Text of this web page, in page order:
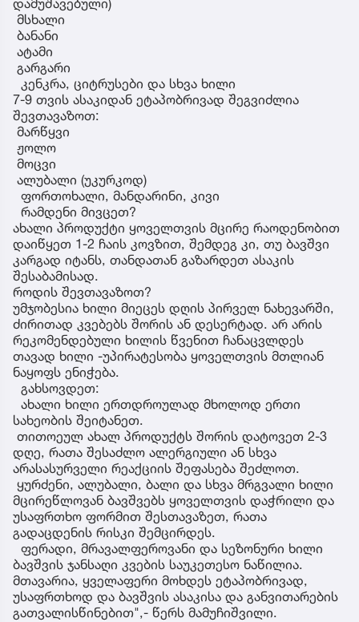
დამუშავებული)
მსხალი
ბანანი
ატამი
გარგარი
კენკრა, ციტრუსები და სხვა ხილი
7-9 თვის ასაკიდან ეტაპობრივად შეგვიძლია
შევთავაზოთ:
მარწყვი
ჟოლო
მოცვი
ალუბალი (უკურკოდ)
ფორთოხალი, მანდარინი, კივი
რამდენი მივცეთ?
ახალი პროდუქტი ყოველთვის მცირე რაოდენობით
დაიწყეთ 1-2 ჩაის კოვზით, შემდეგ კი, თუ ბავშვი
კარგად იტანს, თანდათან გაზარდეთ ასაკის
შესაბამისად.
როდის შევთავაზოთ?
უმჯობესია ხილი მიეცეს დღის პირველ ნახევარში,
ძირითად კვებებს შორის ან დესერტად. არ არის
რეკომენდებული ხილის წვენით ჩანაცვლდეს
თავად ხილი -უპირატესობა ყოველთვის მთლიან
ნაყოფს ენიჭება.
გახსოვდეთ:
ახალი ხილი ერთდროულად მხოლოდ ერთი
სახეობის შეიტანეთ.
თითოეულ ახალ პროდუქტს შორის დატოვეთ 2-3
დღე, რათა შესაძლო ალერგიული ან სხვა
არასასურველი რეაქციის შეფასება შეძლოთ.
ყურძენი, ალუბალი, ბალი და სხვა მრგვალი ხილი
მცირეწლოვან ბავშვებს ყოველთვის დაჭრილი და
უსაფრთხო ფორმით შესთავაზეთ, რათა
გადაცდენის რისკი შემცირდეს.
ფერადი, მრავალფეროვანი და სეზონური ხილი
ბავშვის ჯანსაღი კვების საუკეთესო ნაწილია.
მთავარია, ყველაფერი მოხდეს ეტაპობრივად,
უსაფრთხოდ და ბავშვის ასაკისა და განვითარების
გათვალისწინებით",- წერს მამუჩიშვილი.